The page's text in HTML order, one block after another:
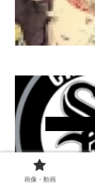
画像・動画